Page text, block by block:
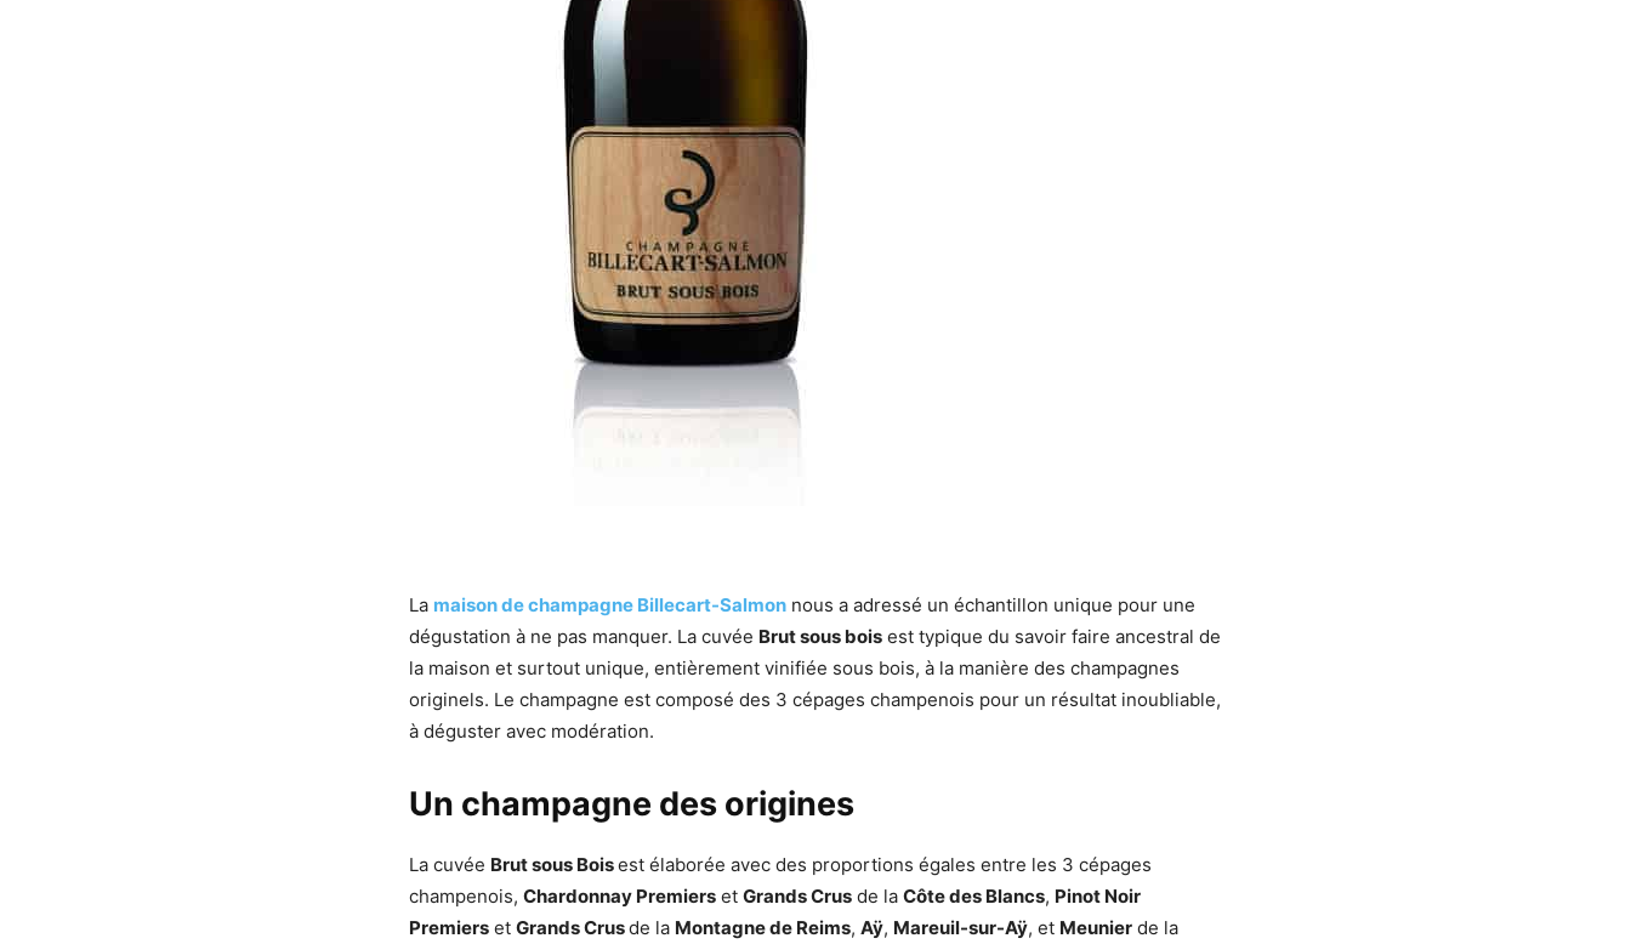
La maison de champagne Billecart-Salmon nous a adressé un échantillon unique pour une
dégustation à ne pas manquer. La cuvée Brut sous bois est typique du savoir faire ancestral de
la maison et surtout unique, entièrement vinifiée sous bois, à la manière des champagnes
originels. Le champagne est composé des 3 cépages champenois pour un résultat inoubliable,
à déguster avec modération.
Un champagne des origines
La cuvée Brut sous Boisest élaborée avec des proportions égales entre les 3 cépages
champenois, Chardonnay Premiers et Grands Crus de la Côte des Blancs, Pinot Noir
Premiers et Grands Crusde la Montagne de Reims, Aÿ, Mareuil-sur-Aÿ, et Meunier de la